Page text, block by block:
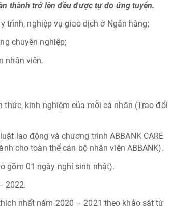
thành trở lên đều được tự do ứng tuyển.
trình, nghiệp vụ giao dịch ở Ngân hàng;
chuyên nghiệp;
nhân viên.
kinh nghiệm của mỗi cá nhân (Trao đổi
lao động và chương trình ABBANK CARE
cho toàn thể cán bộ nhân viên ABBANK).
gồm 01 ngày nghỉ sinh nhật).
2022.
nhất năm 2020 – 2021 theo khảo sát từ